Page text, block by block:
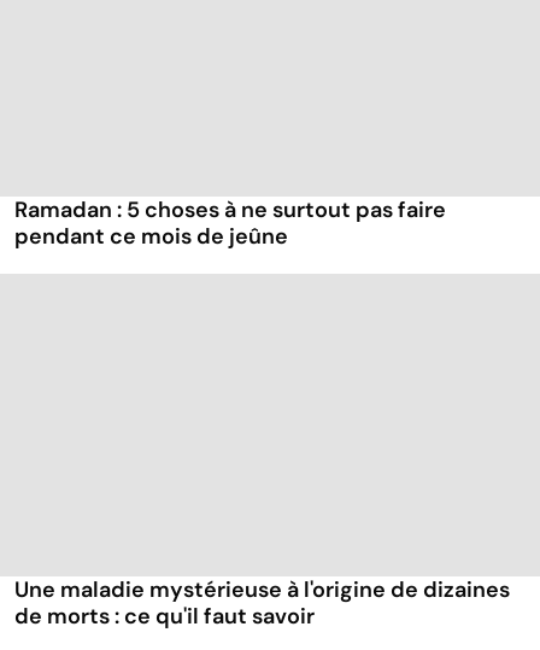
Ramadan : 5 choses à ne surtout pas faire
pendant ce mois de jeûne
Une maladie mystérieuse à l'origine de dizaines
de morts : ce qu'il faut savoir